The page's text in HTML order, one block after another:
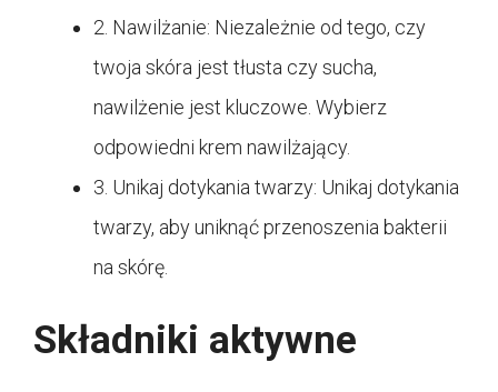
2. Nawilżanie: Niezależnie od tego, czy
twoja skóra jest tłusta czy sucha,
nawilżenie jest kluczowe. Wybierz
odpowiedni krem nawilżający.
3. Unikaj dotykania twarzy: Unikaj dotykania
twarzy, aby uniknąć przenoszenia bakterii
na skórę.
Składniki aktywne